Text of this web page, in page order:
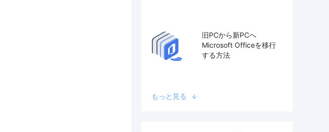
旧PCから新PCへ
Microsoft Officeを移行
する方法
もっと見る